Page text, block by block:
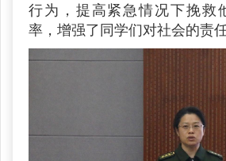
行为，提高紧急情况下挽救
率，增强了同学们对社会的责